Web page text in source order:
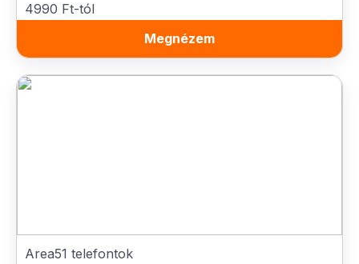
4990 Ft-tól
Megnézem
Area51 telefontok